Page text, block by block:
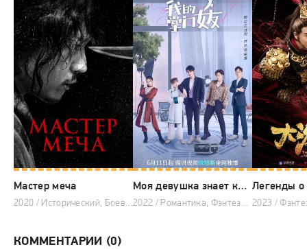
Мастер меча
2020 / Исторический, Боевик, Драма, Корейские дорамы
Моя девушка знает кунг-фу
2022 / Романтика, Фэнтези, Комедия, Китайские дорамы
КОММЕНТАРИИ (0)